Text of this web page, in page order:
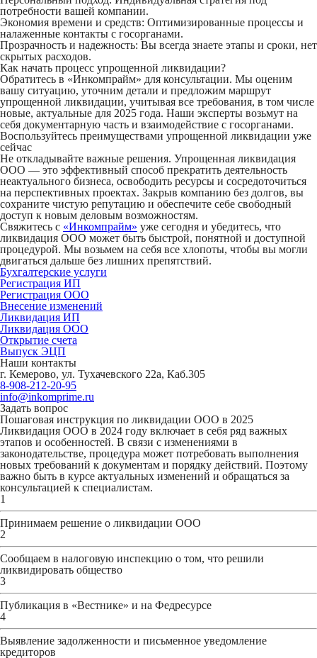
потребности вашей компании.
Экономия времени и средств: Оптимизированные процессы и
налаженные контакты с госорганами.
Прозрачность и надежность: Вы всегда знаете этапы и сроки, нет
скрытых расходов.
Как начать процесс упрощенной ликвидации?
Обратитесь в «Инкомпрайм» для консультации. Мы оценим
вашу ситуацию, уточним детали и предложим маршрут
упрощенной ликвидации, учитывая все требования, в том числе
новые, актуальные для 2025 года. Наши эксперты возьмут на
себя документарную часть и взаимодействие с госорганами.
Воспользуйтесь преимуществами упрощенной ликвидации уже
сейчас
Не откладывайте важные решения. Упрощенная ликвидация
ООО — это эффективный способ прекратить деятельность
неактуального бизнеса, освободить ресурсы и сосредоточиться
на перспективных проектах. Закрыв компанию без долгов, вы
сохраните чистую репутацию и обеспечите себе свободный
доступ к новым деловым возможностям.
Свяжитесь с «Инкомпрайм» уже сегодня и убедитесь, что
ликвидация ООО может быть быстрой, понятной и доступной
процедурой. Мы возьмем на себя все хлопоты, чтобы вы могли
двигаться дальше без лишних препятствий.
Бухгалтерские услуги
Регистрация ИП
Регистрация ООО
Внесение изменений
Ликвидация ИП
Ликвидация ООО
Открытие счета
Выпуск ЭЦП
Наши контакты
г. Кемерово, ул. Тухачевского 22а, Каб.305
8-908-212-20-95
info@inkomprime.ru
Задать вопрос
Пошаговая инструкция по ликвидации ООО в 2025
Ликвидация ООО в 2024 году включает в себя ряд важных
этапов и особенностей. В связи с изменениями в
законодательстве, процедура может потребовать выполнения
новых требований к документам и порядку действий. Поэтому
важно быть в курсе актуальных изменений и обращаться за
консультацией к специалистам.
1
Принимаем решение о ликвидации ООО
2
Сообщаем в налоговую инспекцию о том, что решили
ликвидировать общество
3
Публикация в «Вестнике» и на Федресурсе
4
Выявление задолженности и письменное уведомление
кредиторов